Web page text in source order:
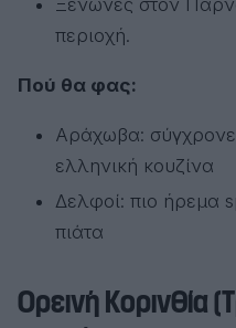
Ξενώνες στον
περιοχή.
Πού θα φας:
Αράχωβα:
ελληνική κουζίνα
Δελφοί: πιο ήρεμα
πιάτα
Ορεινή Κορινθία